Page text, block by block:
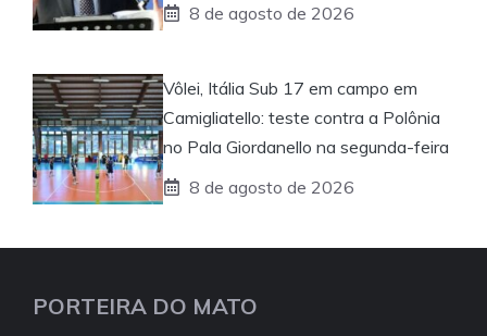
8 de agosto de 2026
Vôlei, Itália Sub 17 em campo em
Camigliatello: teste contra a Polônia
no Pala Giordanello na segunda-feira
8 de agosto de 2026
PORTEIRA DO MATO